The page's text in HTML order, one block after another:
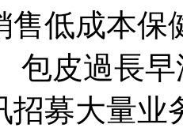
售低成本
包皮過長
招募大量业